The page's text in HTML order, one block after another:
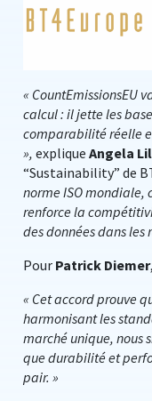
« CountEmissionsEU
calcul : il jette les
comparabilité réelle
», explique Angela
“Sustainability” de
norme ISO
renforce la
des données dans les
Pour Patrick Diemer
« Cet accord prouve
harmonisant les
marché unique, nous
que durabilité et
pair. »